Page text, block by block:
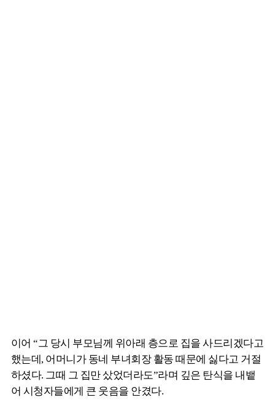
이어 “그 당시 부모님께 위아래 층으로 집을 사드리겠다고
했는데, 어머니가 동네 부녀회장 활동 때문에 싫다고 거절
하셨다. 그때 그 집만 샀었더라도”라며 깊은 탄식을 내뱉
어 시청자들에게 큰 웃음을 안겼다.